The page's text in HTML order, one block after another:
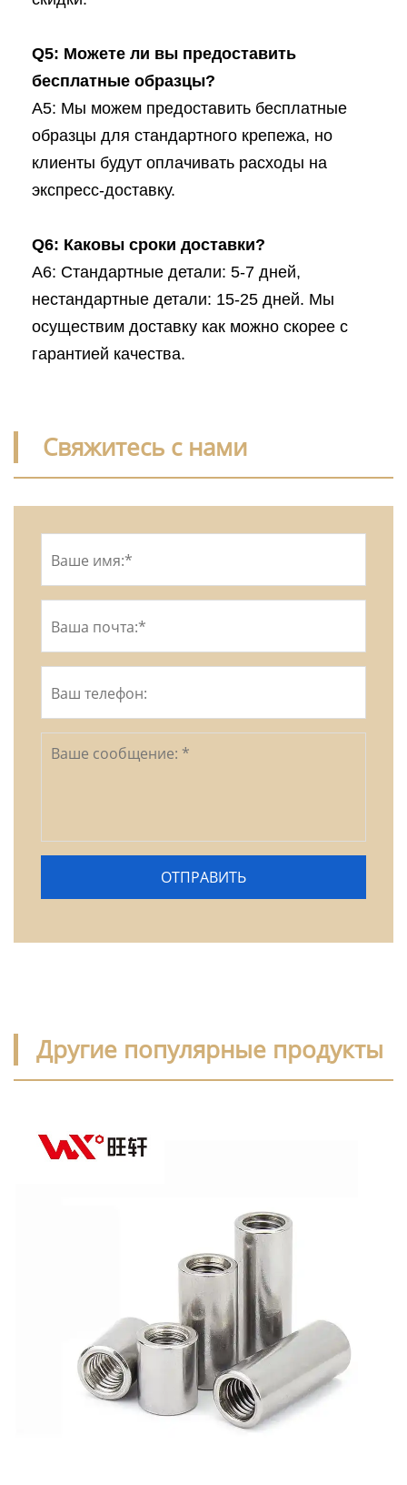
Q5: Можете ли вы предоставить
бесплатные образцы?
A5: Мы можем предоставить бесплатные
образцы для стандартного крепежа, но
клиенты будут оплачивать расходы на
экспресс-доставку.
Q6: Каковы сроки доставки?
A6: Стандартные детали: 5-7 дней,
нестандартные детали: 15-25 дней. Мы
осуществим доставку как можно скорее с
гарантией качества.
Свяжитесь с нами
Другие популярные продукты